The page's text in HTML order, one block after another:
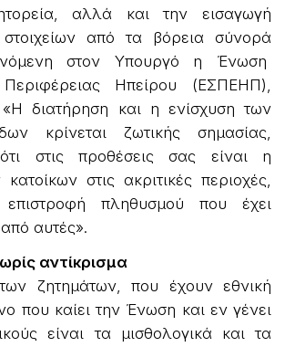
αλλά και την εισαγωγή
στοιχείων από τα βόρεια σύνορά
στον Υπουργό η Ένωση
Περιφέρειας Ηπείρου (ΕΣΠΕΗΠ),
«Η διατήρηση και η ενίσχυση των
κρίνεται ζωτικής σημασίας,
στις προθέσεις σας είναι η
στις ακριτικές περιοχές,
πληθυσμού που έχει
αυτές».
αντίκρισμα
ζητημάτων, που έχουν εθνική
που καίει την Ένωση και εν γένει
είναι τα μισθολογικά και τα